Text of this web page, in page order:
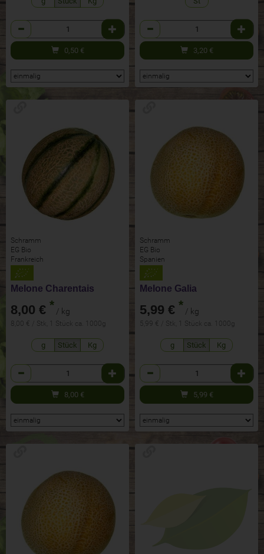
Anzahl
0,50 €
Anzahl
3,20 €
Schramm
EG Bio
Frankreich
Melone Charentais
8,00 € * / kg
8,00 € / Stk, 1 Stück ca. 1000g
g Stück Kg
Anzahl
8,00 €
Schramm
EG Bio
Spanien
Melone Galia
5,99 € * / kg
5,99 € / Stk, 1 Stück ca. 1000g
g Stück Kg
Anzahl
5,99 €